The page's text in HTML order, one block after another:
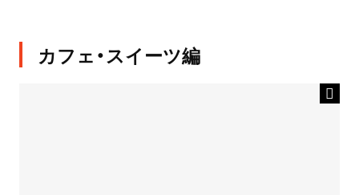
カフェ・スイーツ編